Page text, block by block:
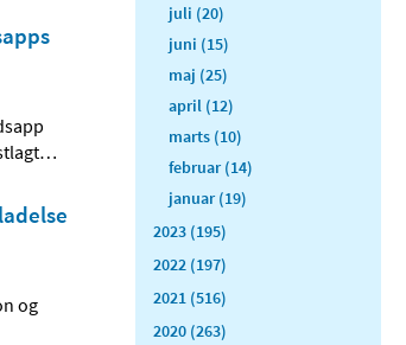
…
og
juli (20)
juni (15)
maj (25)
april (12)
marts (10)
februar (14)
januar (19)
2023 (195)
2022 (197)
2021 (516)
2020 (263)